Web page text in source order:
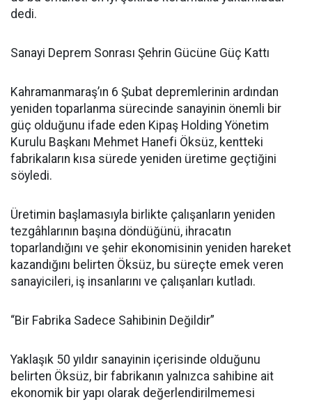
dedi.
Sanayi Deprem Sonrası Şehrin Gücüne Güç Kattı
Kahramanmaraş’ın 6 Şubat depremlerinin ardından
yeniden toparlanma sürecinde sanayinin önemli bir
güç olduğunu ifade eden Kipaş Holding Yönetim
Kurulu Başkanı Mehmet Hanefi Öksüz, kentteki
fabrikaların kısa sürede yeniden üretime geçtiğini
söyledi.
Üretimin başlamasıyla birlikte çalışanların yeniden
tezgâhlarının başına döndüğünü, ihracatın
toparlandığını ve şehir ekonomisinin yeniden hareket
kazandığını belirten Öksüz, bu süreçte emek veren
sanayicileri, iş insanlarını ve çalışanları kutladı.
“Bir Fabrika Sadece Sahibinin Değildir”
Yaklaşık 50 yıldır sanayinin içerisinde olduğunu
belirten Öksüz, bir fabrikanın yalnızca sahibine ait
ekonomik bir yapı olarak değerlendirilmemesi